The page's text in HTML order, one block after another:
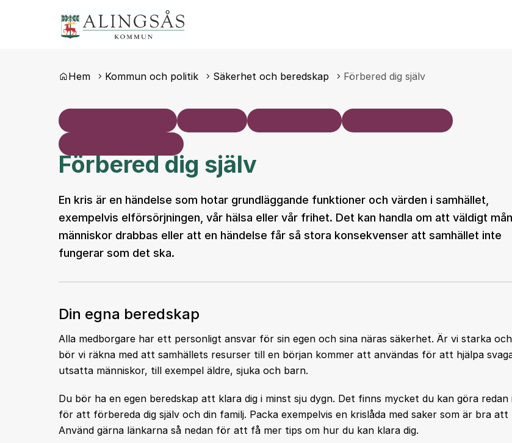
Du är här:
Hem Kommun och politik Säkerhet och beredskap Förbered dig själv
Förbered dig själv
En kris är en händelse som hotar grundläggande funktioner och värden i samhället,
exempelvis elförsörjningen, vår hälsa eller vår frihet. Det kan handla om att väldigt
människor drabbas eller att en händelse får så stora konsekvenser att samhället inte
fungerar som det ska.
Din egna beredskap
Alla medborgare har ett personligt ansvar för sin egen och sina näras säkerhet. Är vi starka
bör vi räkna med att samhällets resurser till en början kommer att användas för att hjälpa
utsatta människor, till exempel äldre, sjuka och barn.
Du bör ha en egen beredskap att klara dig i minst sju dygn. Det finns mycket du kan göra redan
för att förbereda dig själv och din familj. Packa exempelvis en krislåda med saker som är bra att
Använd gärna länkarna så nedan för att få mer tips om hur du kan klara dig.